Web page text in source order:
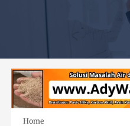
Home